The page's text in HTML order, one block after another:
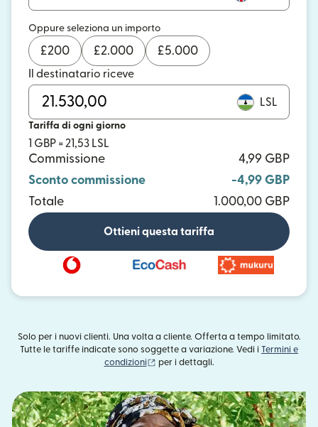
Oppure seleziona un importo
£200 £2.000 £5.000
Il destinatario riceve
LSL
Tariffa di ogni giorno
1 GBP = 21,53 LSL
Commissione
4,99 GBP
Sconto commissione
-4,99 GBP
Totale
1.000,00 GBP
Ottieni questa tariffa
Solo per i nuovi clienti. Una volta a cliente. Offerta a tempo limitato.
Tutte le tariffe indicate sono soggette a variazione. Vedi i Termini e
condizioni
(si apre in una nuova finestra)
per i dettagli.